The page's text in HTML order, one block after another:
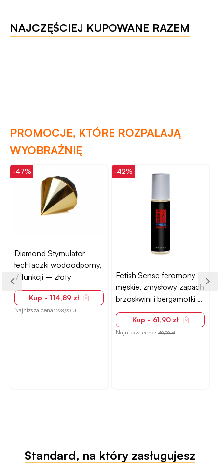
NAJCZĘŚCIEJ KUPOWANE RAZEM
PROMOCJE, KTÓRE ROZPALAJĄ
WYOBRAŹNIĘ
-47%
Diamond Stymulator
łechtaczki wodoodporny,
7 funkcji – złoty
Kup - 114,89 zł
Najniższa cena:228,90 zł
-42%
Fetish Sense feromony
męskie, zmysłowy zapach
brzoskwini i bergamotki –
10ml roll-on
Kup - 61,90 zł
Najniższa cena:49,99 zł
Standard, na który zasługujesz